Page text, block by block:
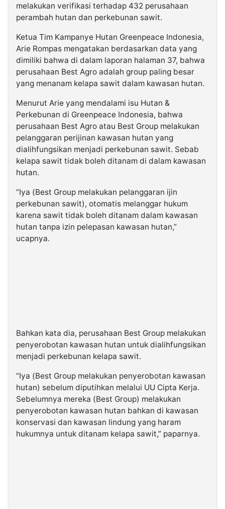
melakukan verifikasi terhadap 432 perusahaan
perambah hutan dan perkebunan sawit.
Ketua Tim Kampanye Hutan Greenpeace Indonesia,
Arie Rompas mengatakan berdasarkan data yang
dimiliki bahwa di dalam laporan halaman 37, bahwa
perusahaan Best Agro adalah group paling besar
yang menanam kelapa sawit dalam kawasan hutan.
Menurut Arie yang mendalami isu Hutan &
Perkebunan di Greenpeace Indonesia, bahwa
perusahaan Best Agro atau Best Group melakukan
pelanggaran perijinan kawasan hutan yang
dialihfungsikan menjadi perkebunan sawit. Sebab
kelapa sawit tidak boleh ditanam di dalam kawasan
hutan.
“Iya (Best Group melakukan pelanggaran ijin
perkebunan sawit), otomatis melanggar hukum
karena sawit tidak boleh ditanam dalam kawasan
hutan tanpa izin pelepasan kawasan hutan,”
ucapnya.
Bahkan kata dia, perusahaan Best Group melakukan
penyerobotan kawasan hutan untuk dialihfungsikan
menjadi perkebunan kelapa sawit.
“Iya (Best Group melakukan penyerobotan kawasan
hutan) sebelum diputihkan melalui UU Cipta Kerja.
Sebelumnya mereka (Best Group) melakukan
penyerobotan kawasan hutan bahkan di kawasan
konservasi dan kawasan lindung yang haram
hukumnya untuk ditanam kelapa sawit,” paparnya.